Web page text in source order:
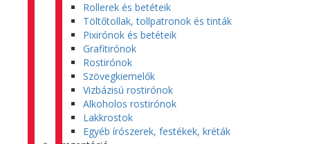
Rollerek és betéteik
Töltőtollak, tollpatronok és tinták
Pixirónok és betéteik
Grafitirónok
Rostirónok
Szövegkiemelők
Vizbázisú rostirónok
Alkoholos rostirónok
Lakkrostok
Egyéb írószerek, festékek, kréták